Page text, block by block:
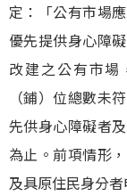
定：「公有市場
優先提供身心障
改建之公有市
（鋪）位總數未
先供身心障礙者
為止。前項情形
及具原住民身分